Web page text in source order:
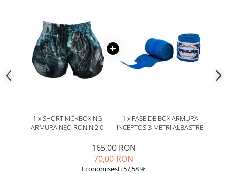
1 x SHORT KICKBOXING
ARMURA NEO RONIN 2.0
1 x FASE DE BOX ARMURA
INCEPTOS 3 METRI ALBASTRE
165,00 RON
70,00 RON
Economisesti 57,58 %